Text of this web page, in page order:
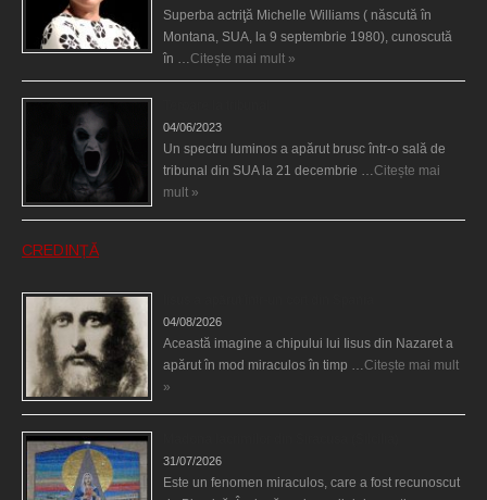
Superba actriţă Michelle Williams ( născută în
Montana, SUA, la 9 septembrie 1980), cunoscută
în …Citește mai mult »
04/06/2023
Un spectru luminos a apărut brusc într-o sală de
tribunal din SUA la 21 decembrie …Citește mai
mult »
CREDINȚĂ
04/08/2026
Această imagine a chipului lui Iisus din Nazaret a
apărut în mod miraculos în timp …Citește mai mult
»
31/07/2026
Este un fenomen miraculos, care a fost recunoscut